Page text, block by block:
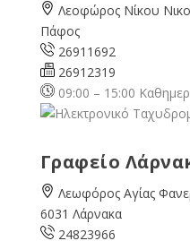
Λεοφώρος Νίκου
Πάφος
26911692
26912319
09:00 – 15:00
Γραφείο
Λεωφόρος Αγίας
6031 Λάρνακα
24823966